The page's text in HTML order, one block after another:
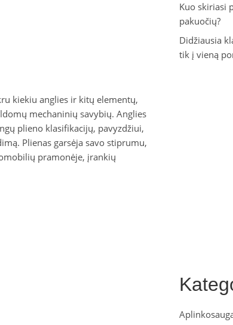
kiekiu anglies ir kitų elementų,
mechaninių savybių. Anglies
plieno klasifikacijų, pavyzdžiui,
Plienas garsėja savo stiprumu,
pramonėje, įrankių
Kuo skiriasi
pakuočių?
Didžiausia
tik į vieną